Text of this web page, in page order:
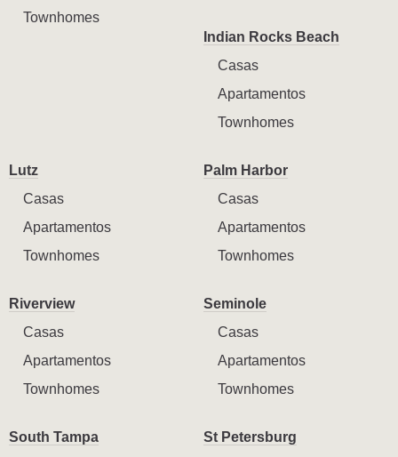
Townhomes
Indian Rocks Beach
Casas
Apartamentos
Townhomes
Lutz
Casas
Apartamentos
Townhomes
Palm Harbor
Casas
Apartamentos
Townhomes
Riverview
Casas
Apartamentos
Townhomes
Seminole
Casas
Apartamentos
Townhomes
South Tampa
St Petersburg